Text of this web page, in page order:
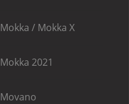
Mokka / Mokka X
Mokka 2021
Movano